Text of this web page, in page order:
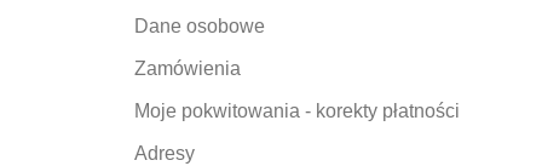
Dane osobowe
Zamówienia
Moje pokwitowania - korekty płatności
Adresy